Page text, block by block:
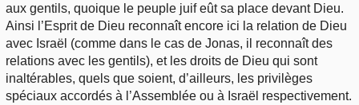
Sanctification
Vie pratique
Mariage, famille
Études et commentaires par passage
Dictionnaires bibliques
aux gentils, quoique le peuple juif eût sa place devant Dieu.
Ainsi l’Esprit de Dieu reconnaît encore ici la relation de Dieu
avec Israël (comme dans le cas de Jonas, il reconnaît des
relations avec les gentils), et les droits de Dieu qui sont
inaltérables, quels que soient, d’ailleurs, les privilèges
spéciaux accordés à l’Assemblée ou à Israël respectivement.